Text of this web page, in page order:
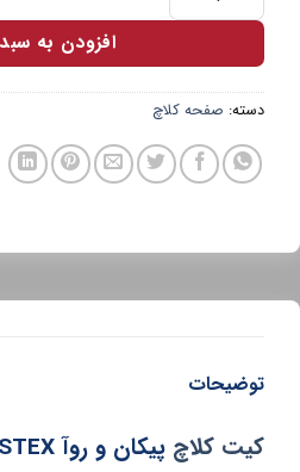
افزودن به سبد
دسته:صفحه کلاچ
توضیحات
کیت کلاچپیکان و روآ PLASTEX